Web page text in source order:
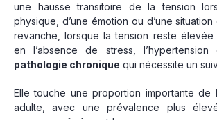
une hausse transitoire de la tension
physique, d’une émotion ou d’une situation
revanche, lorsque la tension reste
en l’absence de stress, l’hypertension
pathologie chronique qui nécessite un
Elle touche une proportion importante de
adulte, avec une prévalence plus